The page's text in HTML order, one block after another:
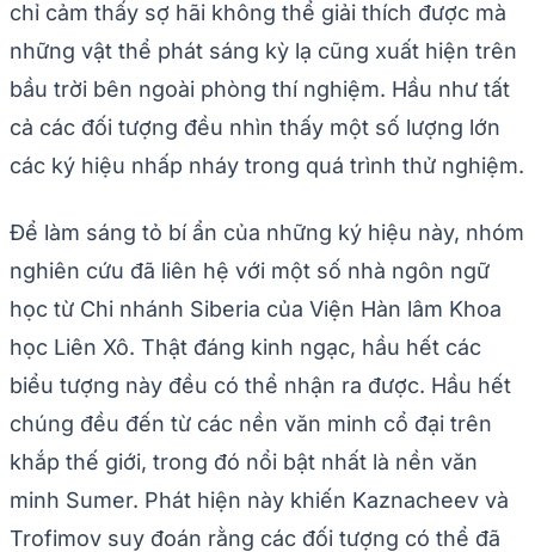
chỉ cảm thấy sợ hãi không thể giải thích được mà
những vật thể phát sáng kỳ lạ cũng xuất hiện trên
bầu trời bên ngoài phòng thí nghiệm. Hầu như tất
cả các đối tượng đều nhìn thấy một số lượng lớn
các ký hiệu nhấp nháy trong quá trình thử nghiệm.
Để làm sáng tỏ bí ẩn của những ký hiệu này, nhóm
nghiên cứu đã liên hệ với một số nhà ngôn ngữ
học từ Chi nhánh Siberia của Viện Hàn lâm Khoa
học Liên Xô. Thật đáng kinh ngạc, hầu hết các
biểu tượng này đều có thể nhận ra được. Hầu hết
chúng đều đến từ các nền văn minh cổ đại trên
khắp thế giới, trong đó nổi bật nhất là nền văn
minh Sumer. Phát hiện này khiến Kaznacheev và
Trofimov suy đoán rằng các đối tượng có thể đã